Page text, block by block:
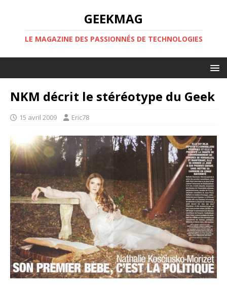
GEEKMAG
LE MAGAZINE DES PASSIONNÉS DE TECHNOLOGIES
NKM décrit le stéréotype du Geek
15 avril 2009 Eric78